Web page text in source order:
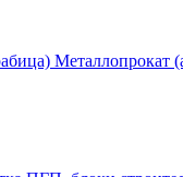
Металлопрокат